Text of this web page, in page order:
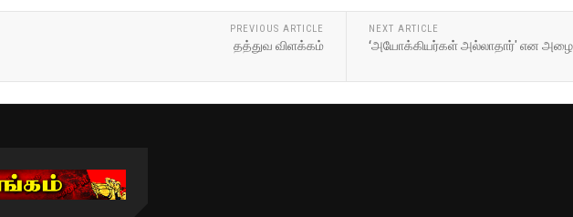
PREVIOUS ARTICLE
தத்துவ விளக்கம்
NEXT ARTICLE
‘அயோக்கியர்கள் அல்லாதார்' என